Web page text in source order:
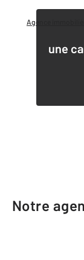
Agence
une
Notre